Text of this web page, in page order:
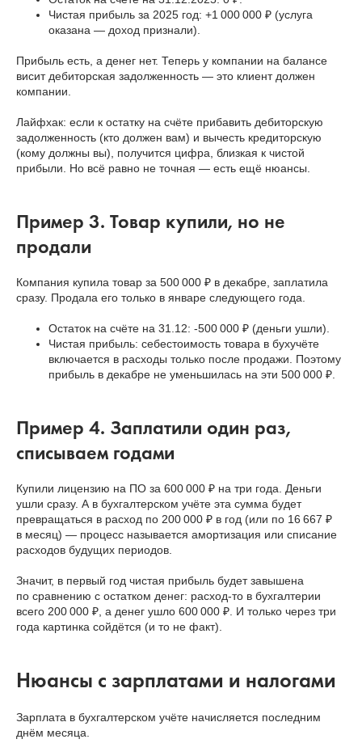
Чистая прибыль за 2025 год: +1 000 000 ₽ (услуга
оказана — доход признали).
Прибыль есть, а денег нет. Теперь у компании на балансе
висит дебиторская задолженность — это клиент должен
компании.
Лайфхак: если к остатку на счёте прибавить дебиторскую
задолженность (кто должен вам) и вычесть кредиторскую
(кому должны вы), получится цифра, близкая к чистой
прибыли. Но всё равно не точная — есть ещё нюансы.
Пример 3. Товар купили, но не
продали
Компания купила товар за 500 000 ₽ в декабре, заплатила
сразу. Продала его только в январе следующего года.
Остаток на счёте на 31.12: -500 000 ₽ (деньги ушли).
Чистая прибыль: себестоимость товара в бухучёте
включается в расходы только после продажи. Поэтому
прибыль в декабре не уменьшилась на эти 500 000 ₽.
Пример 4. Заплатили один раз,
списываем годами
Купили лицензию на ПО за 600 000 ₽ на три года. Деньги
ушли сразу. А в бухгалтерском учёте эта сумма будет
превращаться в расход по 200 000 ₽ в год (или по 16 667 ₽
в месяц) — процесс называется амортизация или списание
расходов будущих периодов.
Значит, в первый год чистая прибыль будет завышена
по сравнению с остатком денег: расход-то в бухгалтерии
всего 200 000 ₽, а денег ушло 600 000 ₽. И только через три
года картинка сойдётся (и то не факт).
Нюансы с зарплатами и налогами
Зарплата в бухгалтерском учёте начисляется последним
днём месяца.